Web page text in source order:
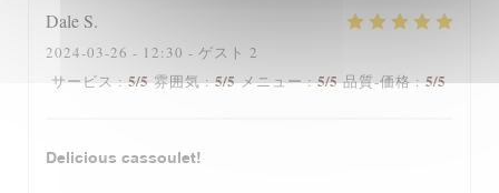
Dale S
2024-03-26 - 12:30 - ゲスト 2
サービス : 5/5 雰囲気: 5/5 メニュー: 5/5 品質-価格: 5/5
Delicious cassoulet!